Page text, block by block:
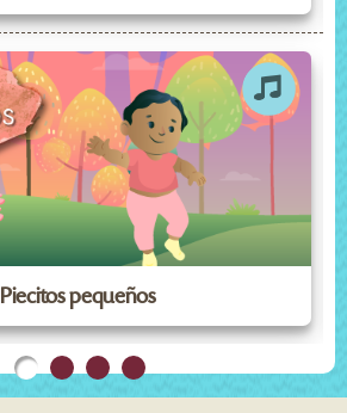
Piecitos pequeños